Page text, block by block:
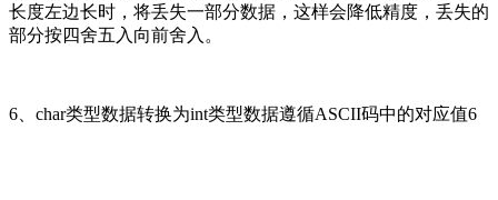
长度左边长时，将丢失一部分数据，这样会降低精度，丢失的
部分按四舍五入向前舍入。
6、char类型数据转换为int类型数据遵循ASCII码中的对应值6